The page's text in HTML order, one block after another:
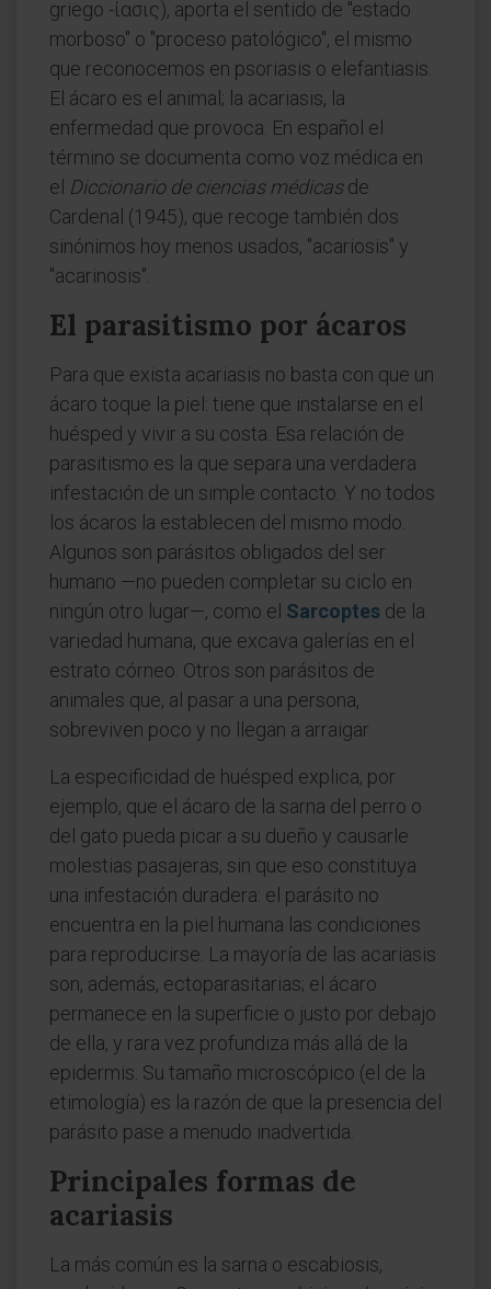
griego -ίασις), aporta el sentido de "estado
morboso" o "proceso patológico", el mismo
que reconocemos en psoriasis o elefantiasis.
El ácaro es el animal; la acariasis, la
enfermedad que provoca. En español el
término se documenta como voz médica en
el Diccionario de ciencias médicasde
Cardenal (1945), que recoge también dos
sinónimos hoy menos usados, "acariosis" y
"acarinosis".
El parasitismo por ácaros
Para que exista acariasis no basta con que un
ácaro toque la piel: tiene que instalarse en el
huésped y vivir a su costa. Esa relación de
parasitismo es la que separa una verdadera
infestación de un simple contacto. Y no todos
los ácaros la establecen del mismo modo.
Algunos son parásitos obligados del ser
humano —no pueden completar su ciclo en
ningún otro lugar—, como el Sarcoptes de la
variedad humana, que excava galerías en el
estrato córneo. Otros son parásitos de
animales que, al pasar a una persona,
sobreviven poco y no llegan a arraigar.
La especificidad de huésped explica, por
ejemplo, que el ácaro de la sarna del perro o
del gato pueda picar a su dueño y causarle
molestias pasajeras, sin que eso constituya
una infestación duradera: el parásito no
encuentra en la piel humana las condiciones
para reproducirse. La mayoría de las acariasis
son, además, ectoparasitarias; el ácaro
permanece en la superficie o justo por debajo
de ella, y rara vez profundiza más allá de la
epidermis. Su tamaño microscópico (el de la
etimología) es la razón de que la presencia del
parásito pase a menudo inadvertida.
Principales formas de
acariasis
La más común es la sarna o escabiosis,